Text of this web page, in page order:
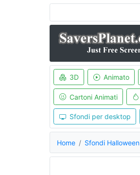
3D Animato
Cartoni Animati
Sfondi per desktop
Home Sfondi Halloween